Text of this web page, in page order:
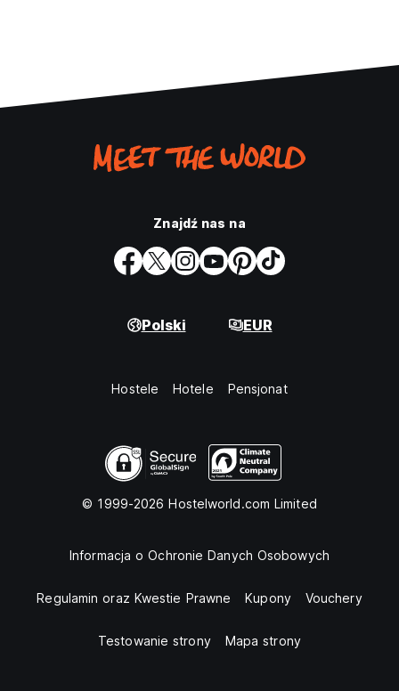
Znajdź nas na
Polski EUR
Hostele Hotele Pensjonat
© 1999-2026 Hostelworld.com Limited
Informacja o Ochronie Danych Osobowych
Regulamin oraz Kwestie Prawne Kupony Vouchery
Testowanie strony Mapa strony